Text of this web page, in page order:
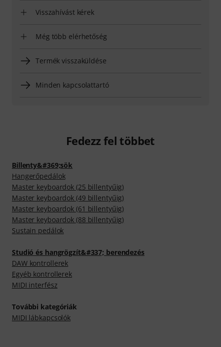
Visszahívást kérek
Még több elérhetőség
Termék visszaküldése
Minden kapcsolattartó
Fedezz fel többet
Billenty&#369;sök
Hangerőpedálok
Master keyboardok (25 billentyűig)
Master keyboardok (49 billentyűig)
Master keyboardok (61 billentyűig)
Master keyboardok (88 billentyűig)
Sustain pedálok
Studió és hangrögzít&#337; berendezés
DAW kontrollerek
Egyéb kontrollerek
MIDI interfész
További kategóriák
MIDI lábkapcsolók